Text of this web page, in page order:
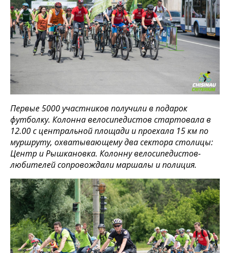
Первые 5000 участников получили в подарок
футболку. Колонна велосипедистов стартовала в
12.00 с центральной площади и проехала 15 км по
муршруту, охватывающему два сектора столицы:
Центр и Рышкановка. Колонну велосипедистов-
любителей сопровождали маршалы и полиция.